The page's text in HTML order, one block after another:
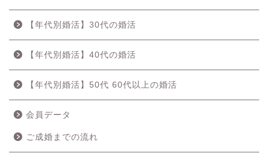
【年代別婚活】30代の婚活
【年代別婚活】40代の婚活
【年代別婚活】50代 60代以上の婚活
会員データ
ご成婚までの流れ